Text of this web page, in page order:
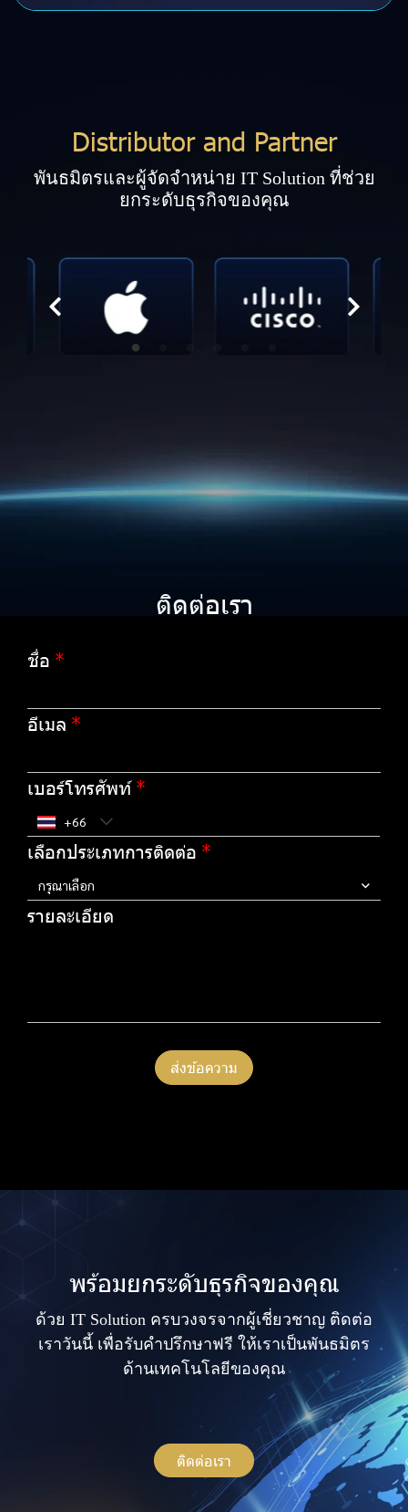
Distributor and Partner
พันธมิตรและผู้จัดจำหน่าย IT Solution ที่ช่วย
ยกระดับธุรกิจของคุณ
ติดต่อเรา
ชื่อ
อีเมล
เบอร์โทรศัพท์
เลือกประเภทการติดต่อ
กรุณาเลือก
รายละเอียด
ส่งข้อความ
พร้อมยกระดับธุรกิจของคุณ
ด้วย IT Solution ครบวงจรจากผู้เชี่ยวชาญ ติดต่อ
เราวันนี้ เพื่อรับคำปรึกษาฟรี ให้เราเป็นพันธมิตร
ด้านเทคโนโลยีของคุณ
ติดต่อเรา